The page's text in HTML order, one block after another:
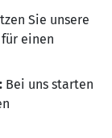
Sie unsere
einen
Bei uns starten